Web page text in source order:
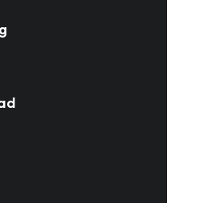
2026
para
y
Granada: